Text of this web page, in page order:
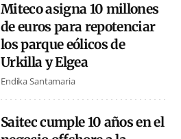
Miteco asigna 10 millones
de euros para repotenciar
los parque eólicos de
Urkilla y Elgea
Endika Santamaria
Saitec cumple 10 años en el